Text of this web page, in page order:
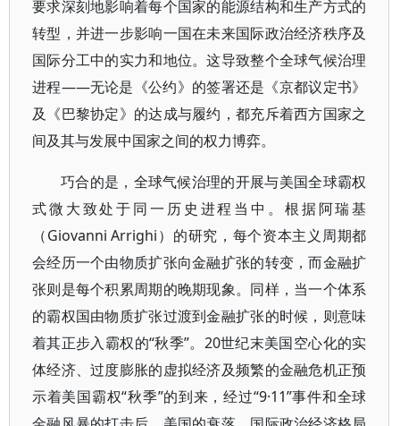
要求深刻地影响着每个国家的能源结构和生产方式的
转型，并进一步影响一国在未来国际政治经济秩序及
国际分工中的实力和地位。这导致整个全球气候治理
进程——无论是《公约》的签署还是《京都议定书》
及《巴黎协定》的达成与履约，都充斥着西方国家之
间及其与发展中国家之间的权力博弈。
巧合的是，全球气候治理的开展与美国全球霸权
式微大致处于同一历史进程当中。根据阿瑞基
（Giovanni Arrighi）的研究，每个资本主义周期都
会经历一个由物质扩张向金融扩张的转变，而金融扩
张则是每个积累周期的晚期现象。同样，当一个体系
的霸权国由物质扩张过渡到金融扩张的时候，则意味
着其正步入霸权的“秋季”。20世纪末美国空心化的实
体经济、过度膨胀的虚拟经济及频繁的金融危机正预
示着美国霸权“秋季”的到来，经过“9·11”事件和全球